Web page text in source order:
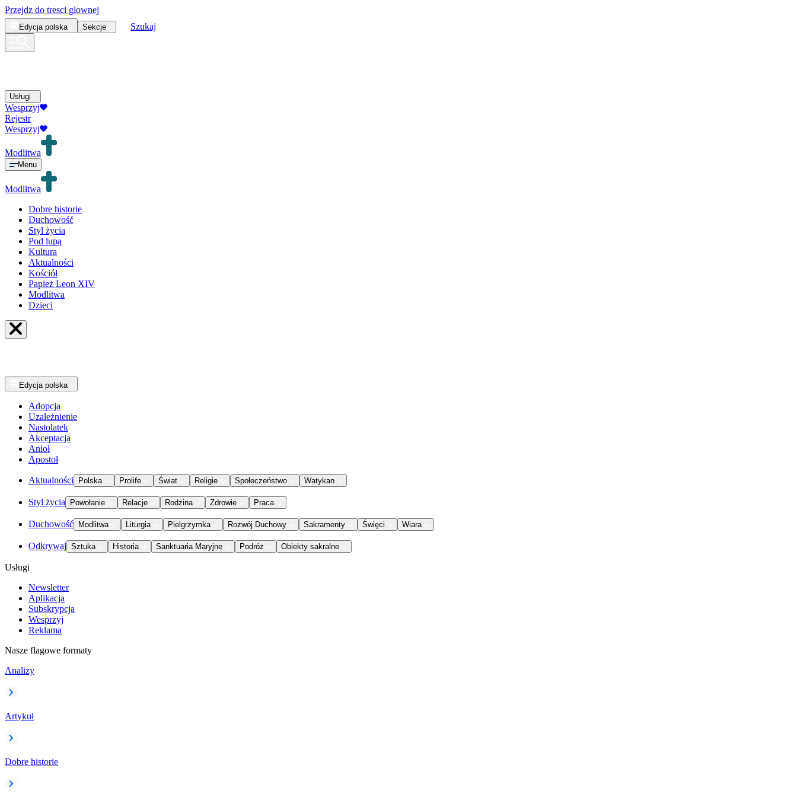
Przejdz do tresci glownej
Edycja polska Sekcje Szukaj
Usługi
Wesprzyj
Rejestr
Wesprzyj
Modlitwa
Menu
Modlitwa
Dobre historie
Duchowość
Styl życia
Pod lupą
Kultura
Aktualności
Kościół
Papież Leon XIV
Modlitwa
Dzieci
Edycja polska
Adopcja
Uzależnienie
Nastolatek
Akceptacja
Anioł
Apostoł
Aktualności Polska Prolife Świat Religie Społeczeństwo Watykan
Styl życia Powołanie Relacje Rodzina Zdrowie Praca
Duchowość Modlitwa Liturgia Pielgrzymka Rozwój Duchowy Sakramenty Święci Wiara
Odkrywaj Sztuka Historia Sanktuaria Maryjne Podróż Obiekty sakralne
Usługi
Newsletter
Aplikacja
Subskrypcja
Wesprzyj
Reklama
Nasze flagowe formaty
Analizy
Artykuł
Dobre historie